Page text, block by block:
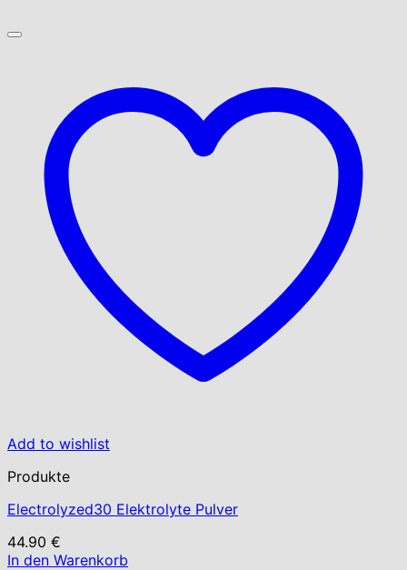
Add to wishlist
Produkte
Electrolyzed30 Elektrolyte Pulver
44.90 €
In den Warenkorb